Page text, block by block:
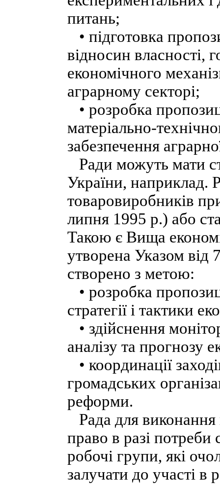
питань;
• підготовка
відносин власності,
економічного
аграрному секторі;
• розробка
матеріально-
забезпечення
Ради можуть мати
України, наприклад.
товаровиробників
липня 1995 p.) або
Такою є Вища
утворена Указом
створено з метою:
• розробка
стратегії і тактики
• здійснення
аналізу та прогнозу
• координації
громадських
реформи.
Рада для виконання
право в разі потреби
робочі групи, які
залучати до участі в